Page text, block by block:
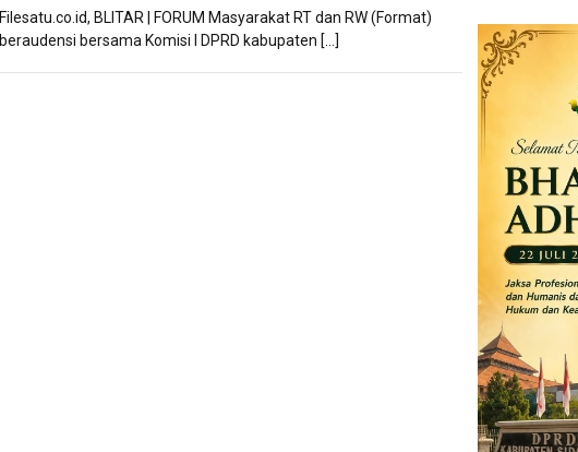
Filesatu.co.id, BLITAR | FORUM Masyarakat RT dan RW (Format)
beraudensi bersama Komisi I DPRD kabupaten […]